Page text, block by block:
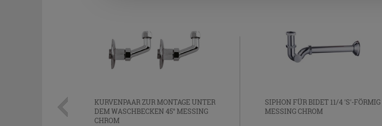
KURVENPAAR ZUR MONTAGE UNTER
DEM WASCHBECKEN 45° MESSING
CHROM
SIPHON FÜR BIDET 11/4 'S'-FÖRMIG
MESSING CHROM